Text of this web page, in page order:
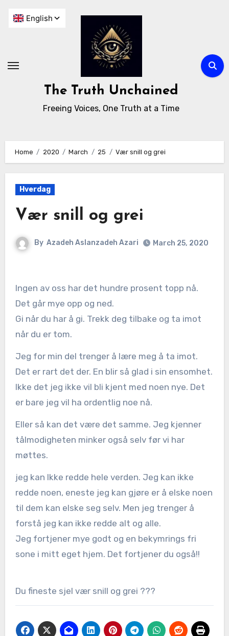
The Truth Unchained
Freeing Voices, One Truth at a Time
Home 2020 March 25 Vær snill og grei
Hverdag
Vær snill og grei
By Azadeh Aslanzadeh Azari March 25, 2020
Ingen av oss har det hundre prosent topp nå.
Det går mye opp og ned.
Gi når du har å gi. Trekk deg tilbake og ta imot
når du er tom.
Jeg for min del trenger å lære meg å ta imot.
Det er rart det der. En blir så glad i sin ensomhet.
Ikke det jeg ikke vil bli kjent med noen nye. Det
er bare jeg vil ha ordentlig noe nå.
Eller så kan det være det samme. Jeg kjenner
tålmodigheten minker også selv før vi har
møttes.
jeg kan Ikke redde hele verden. Jeg kan ikke
redde noen, eneste jeg kan gjøre er å elske noen
til dem kan elske seg selv. Men jeg trenger å
forstå jeg kan ikke redde alt og alle.
Jeg fortjener mye godt og en bekymrings fri
sone i mitt eget hjem. Det fortjener du også!!
Du fineste sjel vær snill og grei ???